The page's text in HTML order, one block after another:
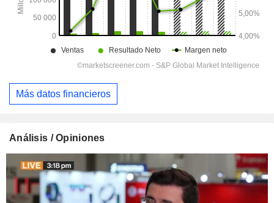
Más datos financieros
Análisis / Opiniones